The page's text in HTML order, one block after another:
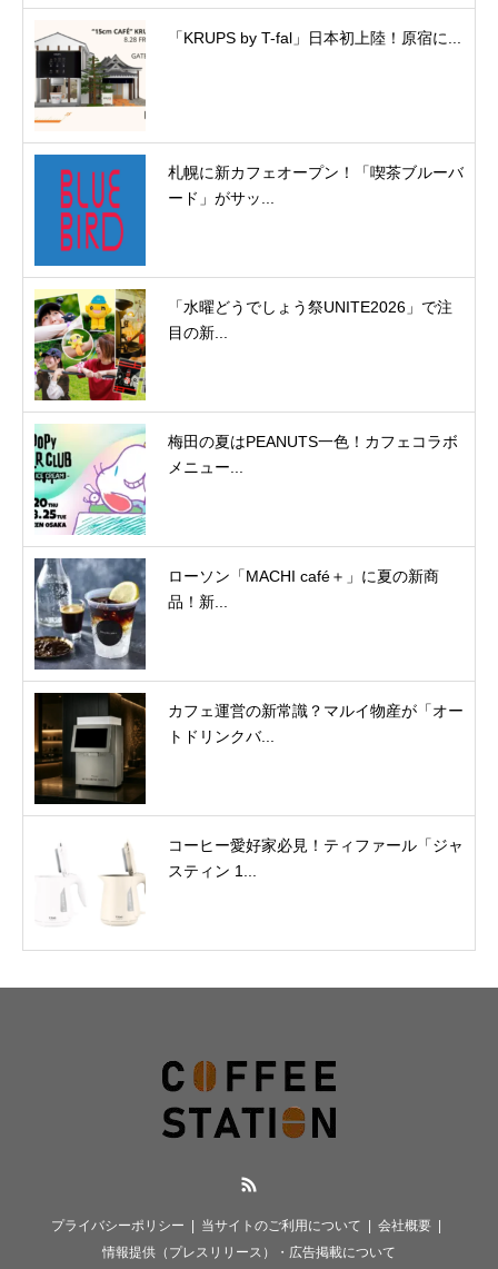
「KRUPS by T-fal」日本初上陸！原宿に...
札幌に新カフェオープン！「喫茶ブルーバ
ード」がサッ...
「水曜どうでしょう祭UNITE2026」で注
目の新...
梅田の夏はPEANUTS一色！カフェコラボ
メニュー...
ローソン「MACHI café＋」に夏の新商
品！新...
カフェ運営の新常識？マルイ物産が「オー
トドリンクバ...
コーヒー愛好家必見！ティファール「ジャ
スティン 1...
プライバシーポリシー 当サイトのご利用について
会社概要
情報提供（プレスリリース）・広告掲載について